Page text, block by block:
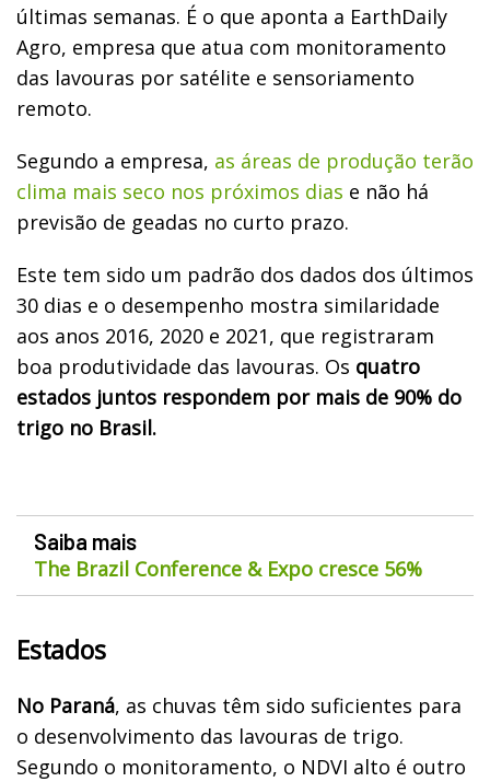
últimas semanas. É o que aponta a EarthDaily
Agro, empresa que atua com monitoramento
das lavouras por satélite e sensoriamento
remoto.
Segundo a empresa, as áreas de produção terão
clima mais seco nos próximos dias e não há
previsão de geadas no curto prazo.
Este tem sido um padrão dos dados dos últimos
30 dias e o desempenho mostra similaridade
aos anos 2016, 2020 e 2021, que registraram
boa produtividade das lavouras. Os quatro
estados juntos respondem por mais de 90% do
trigo no Brasil.
Saiba mais
The Brazil Conference & Expo cresce 56%
Estados
No Paraná, as chuvas têm sido suficientes para
o desenvolvimento das lavouras de trigo.
Segundo o monitoramento, o NDVI alto é outro